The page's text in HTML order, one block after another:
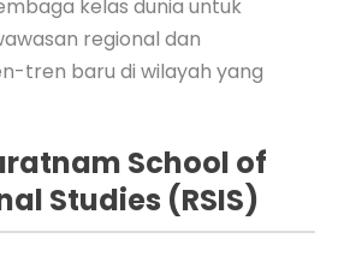
kelas dunia untuk
regional dan
tren baru di wilayah yang
School of
Studies (RSIS)